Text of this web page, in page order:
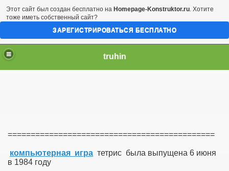
truhin
=============================================
компьютерная игра тетрис была выпущена 6 июня
в 1984 году
Этот сайт был создан бесплатно на Homepage-Konstruktor.ru. Хотите
тоже иметь собственный сайт?
ЗАРЕГИСТРИРОВАТЬСЯ БЕСПЛАТНО